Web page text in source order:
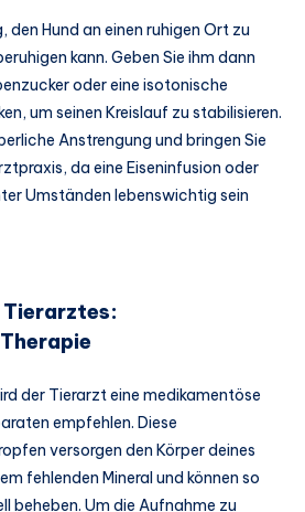
Hund an einen ruhigen Ort zu
kann. Geben Sie ihm dann
oder eine isotonische
um seinen Kreislauf zu stabilisieren.
Anstrengung und bringen Sie
da eine Eiseninfusion oder
Umständen lebenswichtig sein
der Tierarzt eine medikamentöse
empfehlen. Diese
versorgen den Körper deines
fehlenden Mineral und können so
beheben. Um die Aufnahme zu